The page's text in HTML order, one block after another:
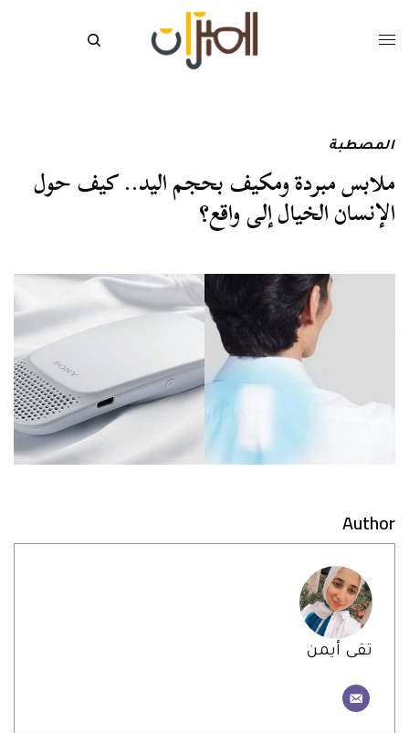
المصطبة
ملابس مبردة ومكيف بحجم اليد.. كيف حول
الإنسان الخيال إلى واقع؟
Author
تقى أيمن